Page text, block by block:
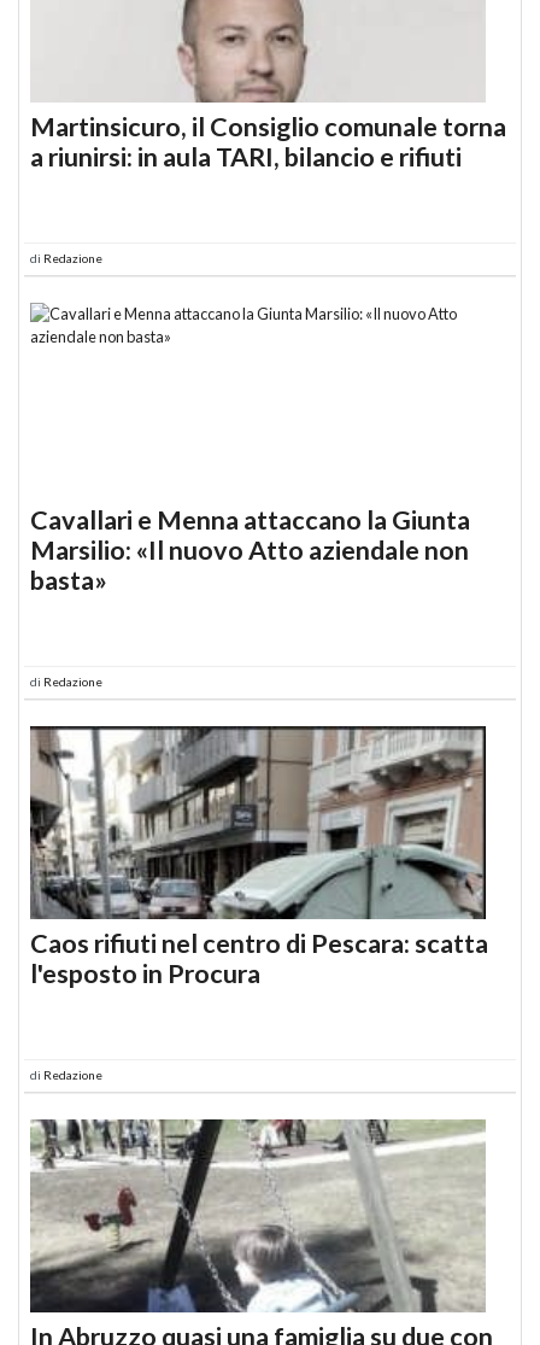
Martinsicuro, il Consiglio comunale torna
a riunirsi: in aula TARI, bilancio e rifiuti
di Redazione
Cavallari e Menna attaccano la Giunta
Marsilio: «Il nuovo Atto aziendale non
basta»
di Redazione
Caos rifiuti nel centro di Pescara: scatta
l'esposto in Procura
di Redazione
In Abruzzo quasi una famiglia su due con